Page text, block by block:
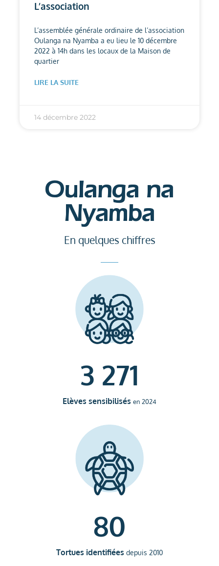
L’association
L’assemblée générale ordinaire de l’association
Oulanga na Nyamba a eu lieu le 10 décembre
2022 à 14h dans les locaux de la Maison de
quartier
LIRE LA SUITE
14 décembre 2022
Oulanga na
Nyamba
En quelques chiffres
Elèves sensibilisés en 2024
3 271
Tortues identifiées depuis 2010
80